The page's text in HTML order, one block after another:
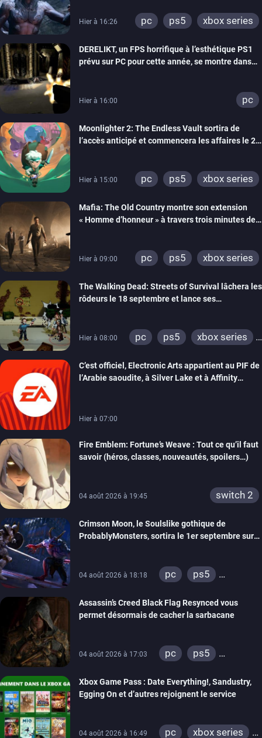
Hier à 16:26 pc ps5 xbox series
DERELIKT, un FPS horrifique à l’esthétique PS1
prévu sur PC pour cette année, se montre dans
Hier à 16:00 pc
Moonlighter 2: The Endless Vault sortira de
l’accès anticipé et commencera les affaires le 2
Hier à 15:00 pc ps5 xbox series
Mafia: The Old Country montre son extension
« Homme d’honneur » à travers trois minutes de
Hier à 09:00 pc ps5 xbox series
The Walking Dead: Streets of Survival lâchera les
rôdeurs le 18 septembre et lance ses
Hier à 08:00 pc ps5
xbox series
C’est officiel, Electronic Arts appartient au PIF de
l’Arabie saoudite, à Silver Lake et à Affinity
Hier à 07:00
Fire Emblem: Fortune’s Weave : Tout ce qu’il faut
savoir (héros, classes, nouveautés, spoilers…)
04 août 2026 à 19:45 switch 2
Crimson Moon, le Soulslike gothique de
ProbablyMonsters, sortira le 1er septembre sur
04 août 2026 à 18:18 pc
ps5
Assassin’s Creed Black Flag Resynced vous
permet désormais de cacher la sarbacane
04 août 2026 à 17:03 pc
ps5
Xbox Game Pass : Date Everything!, Sandustry,
Egging On et d’autres rejoignent le service
04 août 2026 à 16:49 pc xbox series